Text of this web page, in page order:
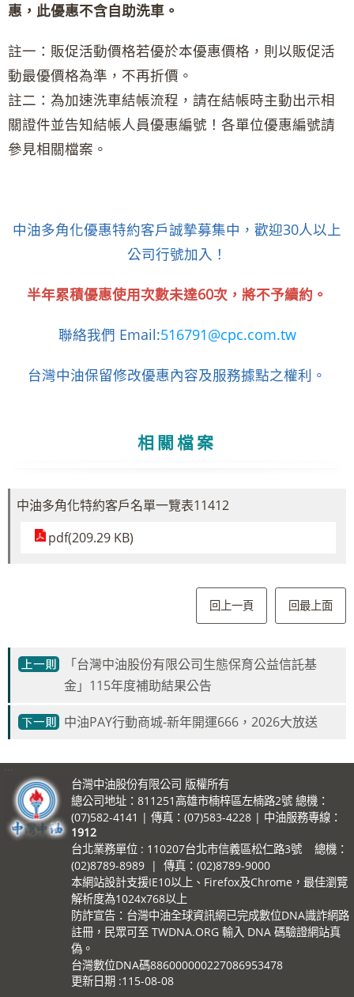
惠，此優惠不含自助洗車。
註一：販促活動價格若優於本優惠價格，則以販促活
動最優價格為準，不再折價。
註二：為加速洗車結帳流程，請在結帳時主動出示相
關證件並告知結帳人員優惠編號！各單位優惠編號請
參見相關檔案。
中油多角化優惠特約客戶誠摯募集中，歡迎30人以上
公司行號加入！
半年累積優惠使用次數未達60次，將不予續約。
聯絡我們 Email:516791@cpc.com.tw
台灣中油保留修改優惠內容及服務據點之權利。
相關檔案
中油多角化特約客戶名單一覽表11412
pdf(209.29 KB)
回上一頁 回最上面
「台灣中油股份有限公司生態保育公益信託基
金」115年度補助結果公告
中油PAY行動商城-新年開運666，2026大放送
台灣中油股份有限公司 版權所有
總公司地址：811251高雄市楠梓區左楠路2號 總機：
(07)582-4141 | 傳真：(07)583-4228 | 中油服務專線：
1912
台北業務單位 : 110207台北市信義區松仁路3號 總機：
(02)8789-8989 | 傳真：(02)8789-9000
本網站設計支援IE10以上、Firefox及Chrome，最佳瀏覽
解析度為1024x768以上
防詐宣告：台灣中油全球資訊網已完成數位DNA識詐網路
註冊，民眾可至 TWDNA.ORG 輸入 DNA 碼驗證網站真
偽。
台灣數位DNA碼886000000227086953478
更新日期 115-08-08